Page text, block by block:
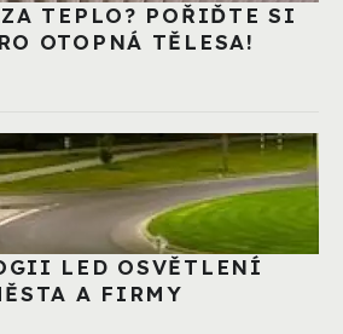
TEPLO? POŘIĎTE SI
OTOPNÁ TĚLESA!
LED OSVĚTLENÍ
A FIRMY